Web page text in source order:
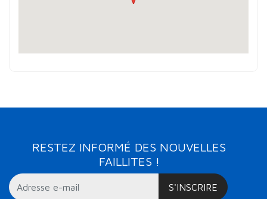
RESTEZ INFORMÉ DES NOUVELLES
FAILLITES !
S'INSCRIRE